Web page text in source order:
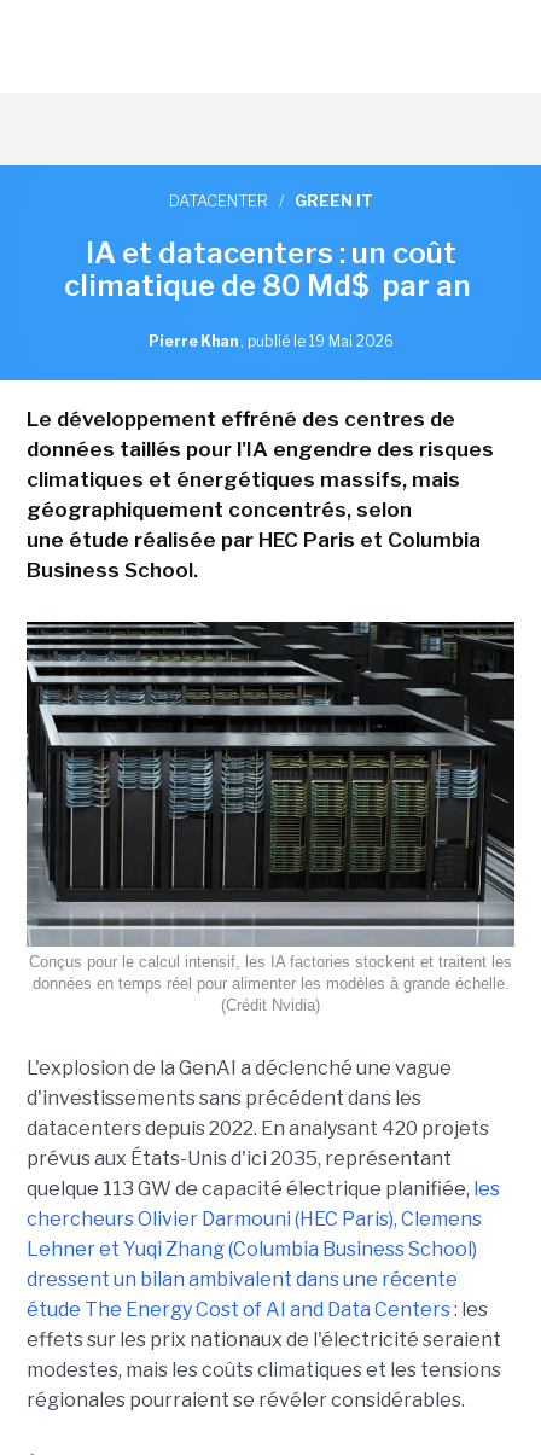
DATACENTER / GREEN IT
IA et datacenters : un coût
climatique de 80 Md$ par an
Pierre Khan , publié le 19 Mai 2026
Le développement effréné des centres de
données taillés pour l'IA engendre des risques
climatiques et énergétiques massifs, mais
géographiquement concentrés, selon
une étude réalisée par HEC Paris et Columbia
Business School.
Conçus pour le calcul intensif, les IA factories stockent et traitent les
données en temps réel pour alimenter les modèles à grande échelle.
(Crédit Nvidia)
L'explosion de la GenAI a déclenché une vague
d'investissements sans précédent dans les
datacenters depuis 2022. En analysant 420 projets
prévus aux États-Unis d'ici 2035, représentant
quelque 113 GW de capacité électrique planifiée, les
chercheurs Olivier Darmouni (HEC Paris), Clemens
Lehner et Yuqi Zhang (Columbia Business School)
dressent un bilan ambivalent dans une récente
étude The Energy Cost of AI and Data Centers: les
effets sur les prix nationaux de l'électricité seraient
modestes, mais les coûts climatiques et les tensions
régionales pourraient se révéler considérables.